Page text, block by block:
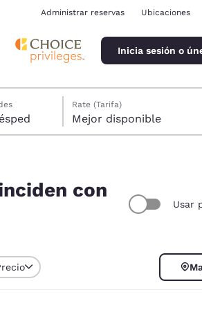
Administrar reservas Ubicaciones
Inicia sesión o
1 huésped
Rate (Tarifa)
Mejor disponible
con
Usar